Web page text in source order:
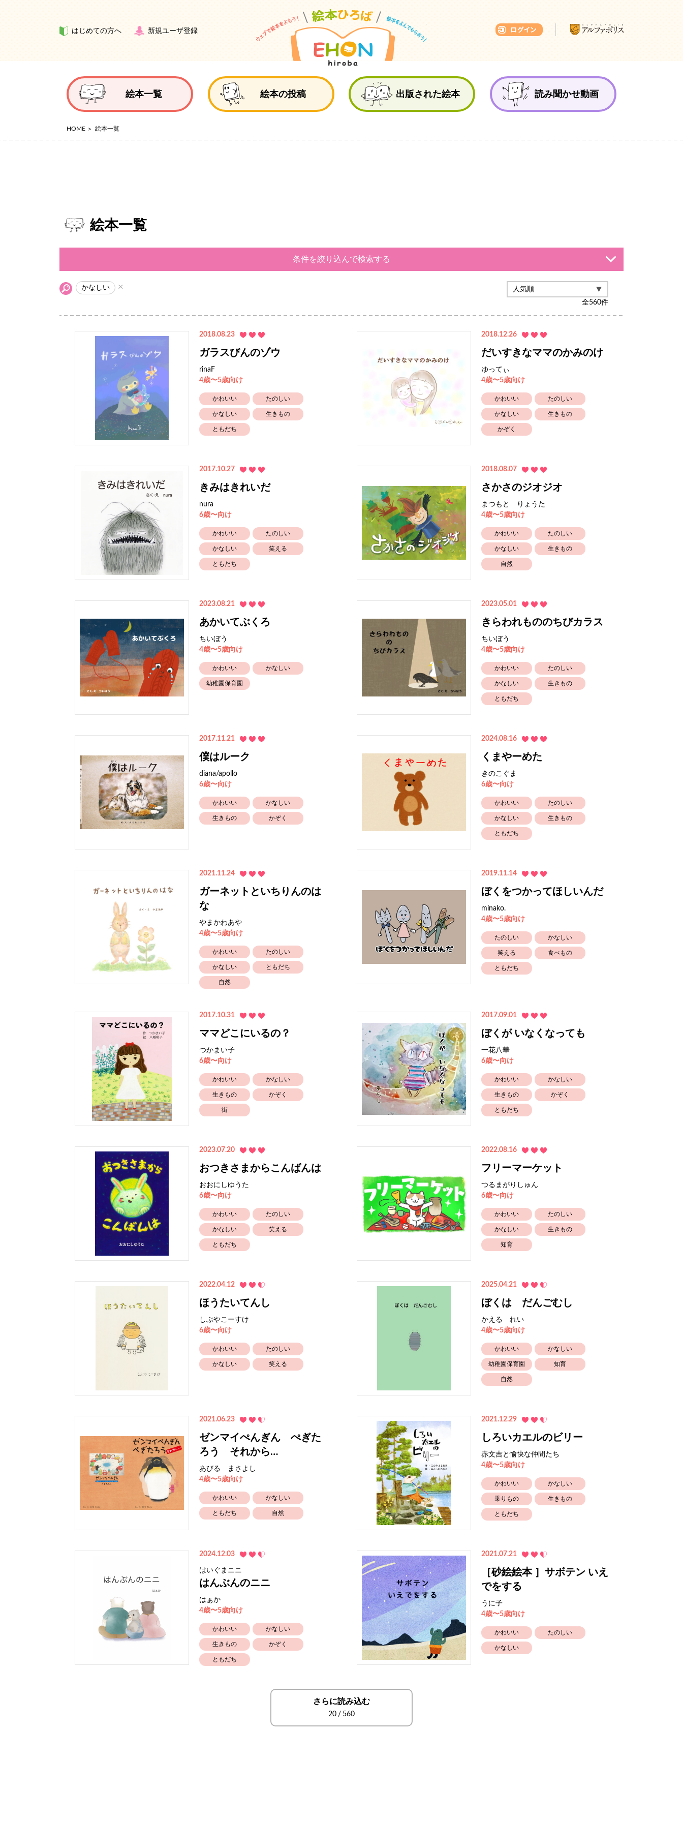
はじめての方へ 新規ユーザ登録
絵本一覧 絵本の投稿 出版された絵本 読み聞かせ動画
HOME 絵本一覧
絵本一覧
条件を絞り込んで検索する
かなしい
全560件
2018.08.23
ガラスびんのゾウ
rinaF
4歳〜5歳向け
かわいい たのしい
かなしい 生きもの
ともだち
2018.12.26
だいすきなママのかみのけ
ゆってぃ
4歳〜5歳向け
かわいい たのしい
かなしい 生きもの
かぞく
2017.10.27
きみはきれいだ
nura
6歳〜向け
かわいい たのしい
かなしい 笑える
ともだち
2018.08.07
さかさのジオジオ
まつもと りょうた
4歳〜5歳向け
かわいい たのしい
かなしい 生きもの
自然
2023.08.21
あかいてぶくろ
ちいぼう
4歳〜5歳向け
かわいい かなしい
幼稚園保育園
2023.05.01
きらわれもののちびカラス
ちいぼう
4歳〜5歳向け
かわいい たのしい
かなしい 生きもの
ともだち
2017.11.21
僕はルーク
diana/apollo
6歳〜向け
かわいい かなしい
生きもの かぞく
2024.08.16
くまやーめた
きのこぐま
6歳〜向け
かわいい たのしい
かなしい 生きもの
ともだち
2021.11.24
ガーネットといちりんのは
な
やまかわあや
4歳〜5歳向け
かわいい たのしい
かなしい ともだち
自然
2019.11.14
ぼくをつかってほしいんだ
minako.
4歳〜5歳向け
たのしい かなしい
笑える 食べもの
ともだち
2017.10.31
ママどこにいるの？
つかまい子
6歳〜向け
かわいい かなしい
生きもの かぞく
街
2017.09.01
ぼくが いなくなっても
一花八華
6歳〜向け
かわいい かなしい
生きもの かぞく
ともだち
2023.07.20
おつきさまからこんばんは
おおにしゆうた
6歳〜向け
かわいい たのしい
かなしい 笑える
ともだち
2022.08.16
フリーマーケット
つるまがりしゅん
6歳〜向け
かわいい たのしい
かなしい 生きもの
知育
2022.04.12
ほうたいてんし
しぶやこーすけ
6歳〜向け
かわいい たのしい
かなしい 笑える
2025.04.21
ぼくは だんごむし
かえる れい
4歳〜5歳向け
かわいい かなしい
幼稚園保育園 知育
自然
2021.06.23
ゼンマイぺんぎん ぺぎた
ろう それから…
あびる まさよし
4歳〜5歳向け
かわいい かなしい
ともだち 自然
2021.12.29
しろいカエルのビリー
赤文吉と愉快な仲間たち
4歳〜5歳向け
かわいい かなしい
乗りもの 生きもの
ともだち
2024.12.03
はいぐまニニ
はんぶんのニニ
はぁか
4歳〜5歳向け
かわいい かなしい
生きもの かぞく
ともだち
2021.07.21
［砂絵絵本 ］サボテン いえ
でをする
うに子
4歳〜5歳向け
かわいい たのしい
かなしい
さらに読み込む
20 / 560